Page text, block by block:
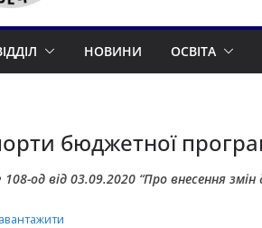
НОВИНИ ОСВІТА
бюджетної
од від 03.09.2020 “Про внесення